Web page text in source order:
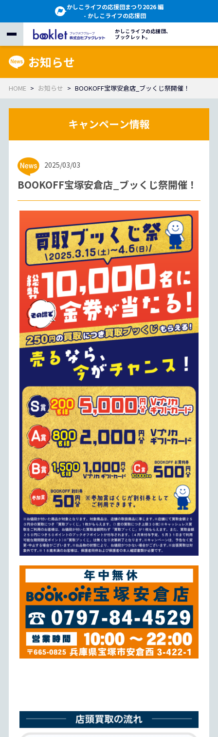
かしこライフの応援団まつり2026 編
- かしこライフの応援団
かしこライフの応援団、
ブックレット。
お知らせ
HOME お知らせ BOOKOFF宝塚安倉店_ブッくじ祭開催！
2025/03/03
BOOKOFF宝塚安倉店_ブッくじ祭開催！